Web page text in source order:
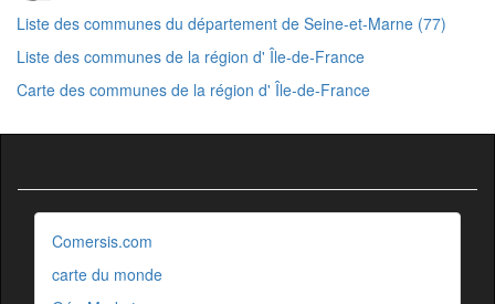
Liste des communes du département de Seine-et-Marne (77)
Liste des communes de la région d' Île-de-France
Carte des communes de la région d' Île-de-France
Comersis.com
carte du monde